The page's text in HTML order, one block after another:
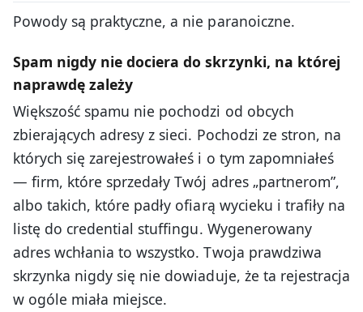
Powody są praktyczne, a nie paranoiczne.
Spam nigdy nie dociera do skrzynki, na której
naprawdę zależy
Większość spamu nie pochodzi od obcych
zbierających adresy z sieci. Pochodzi ze stron, na
których się zarejestrowałeś i o tym zapomniałeś
— firm, które sprzedały Twój adres „partnerom”,
albo takich, które padły ofiarą wycieku i trafiły na
listę do credential stuffingu. Wygenerowany
adres wchłania to wszystko. Twoja prawdziwa
skrzynka nigdy się nie dowiaduje, że ta rejestracja
w ogóle miała miejsce.